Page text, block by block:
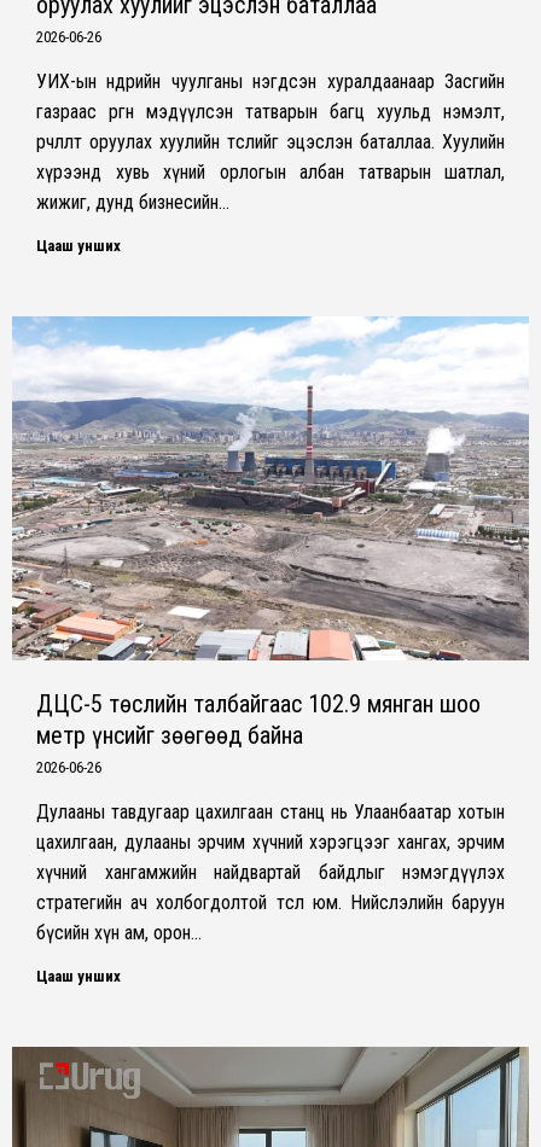
2026-06-26
УИХ-ын өнөөдрийн чуулганы нэгдсэн хуралдаанаар Засгийн
газраас өргөн мэдүүлсэн татварын багц хуульд нэмэлт,
өөрчлөлт оруулах хуулийн төслийг эцэслэн баталлаа. Хуулийн
хүрээнд хувь хүний орлогын албан татварын шатлал,
жижиг, дунд бизнесийн…
Цааш унших
ДЦС-5 төслийн талбайгаас 102.9 мянган шоо
метр үнсийг зөөгөөд байна
2026-06-26
Дулааны тавдугаар цахилгаан станц нь Улаанбаатар хотын
цахилгаан, дулааны эрчим хүчний хэрэгцээг хангах, эрчим
хүчний хангамжийн найдвартай байдлыг нэмэгдүүлэх
стратегийн ач холбогдолтой төсөл юм. Нийслэлийн баруун
бүсийн хүн ам, орон…
Цааш унших